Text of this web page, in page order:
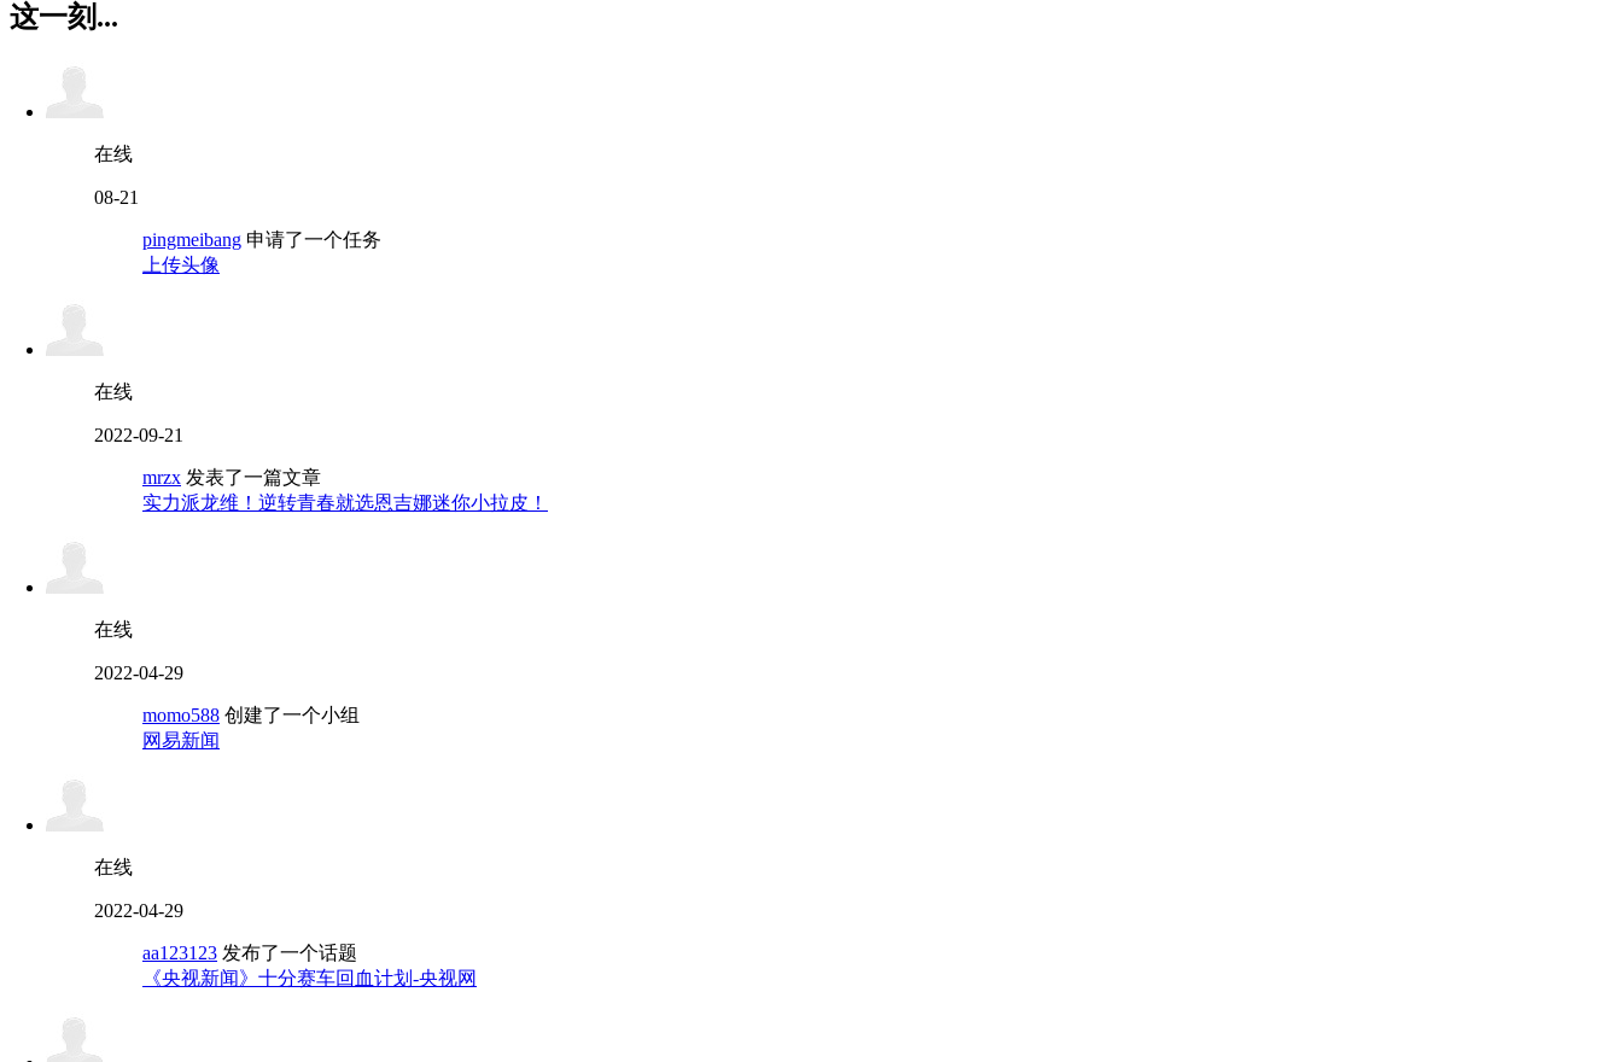
这一刻...
在线
08-21
pingmeibang 申请了一个任务
上传头像
在线
2022-09-21
mrzx 发表了一篇文章
实力派龙维！逆转青春就选恩吉娜迷你小拉皮！
在线
2022-04-29
momo588 创建了一个小组
网易新闻
在线
2022-04-29
aa123123 发布了一个话题
《央视新闻》十分赛车回血计划-央视网